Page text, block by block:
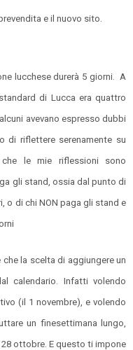
e il nuovo sito.
lucchese durerà 5 giorni. A
di Lucca era quattro
avevano espresso dubbi
di riflettere serenamente su
le mie riflessioni sono
gli stand, ossia dal punto di
o di chi NON paga gli stand e
la scelta di aggiungere un
calendario. Infatti volendo
(il 1 novembre), e volendo
un finesettimana lungo,
ottobre. E questo ti impone